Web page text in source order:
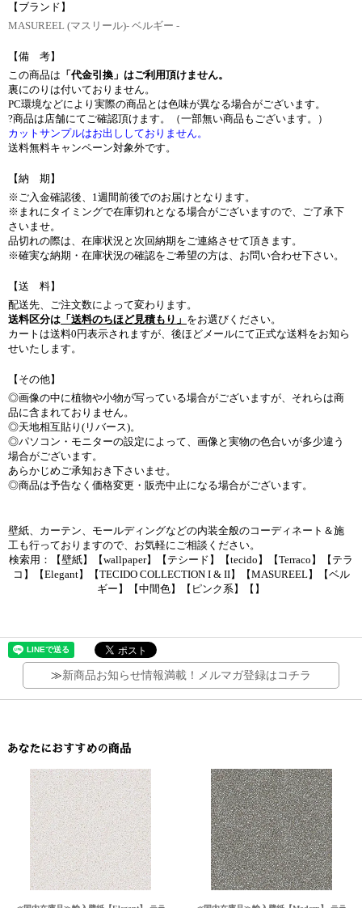
【ブランド】
MASUREEL (マスリール)- ベルギー -
【備 考】
この商品は 「代金引換」はご利用頂けません。
裏にのりは付いておりません。
PC環境などにより実際の商品とは色味が異なる場合がございます。
?商品は店舗にてご確認頂けます。（一部無い商品もございます。）
カットサンプルはお出ししておりません。
送料無料キャンペーン対象外です。
【納 期】
※ご入金確認後、1週間前後でのお届けとなります。
※まれにタイミングで在庫切れとなる場合がございますので、ご了承下
さいませ。
品切れの際は、在庫状況と次回納期をご連絡させて頂きます。
※確実な納期・在庫状況の確認をご希望の方は、お問い合わせ下さい。
【送 料】
配送先、ご注文数によって変わります。
送料区分は 「送料のちほど見積もり」 をお選びください。
カートは送料0円表示されますが、後ほどメールにて正式な送料をお知ら
せいたします。
【その他】
◎画像の中に植物や小物が写っている場合がございますが、それらは商
品に含まれておりません。
◎天地相互貼り(リバース)。
◎パソコン・モニターの設定によって、画像と実物の色合いが多少違う
場合がございます。
あらかじめご承知おき下さいませ。
◎商品は予告なく価格変更・販売中止になる場合がございます。
壁紙、カーテン、モールディングなどの内装全般のコーディネート＆施
工も行っておりますので、お気軽にご相談ください。
検索用：【壁紙】【wallpaper】【テシード】【tecido】【Terraco】【テラ
コ】【Elegant】【TECIDO COLLECTION I & II】【MASUREEL】【ベル
ギー】【中間色】【ピンク系】【】
≫新商品お知らせ情報満載！メルマガ登録はコチラ
あなたにおすすめの商品